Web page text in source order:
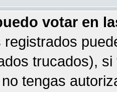
votar en
registrados
trucados),
tengas